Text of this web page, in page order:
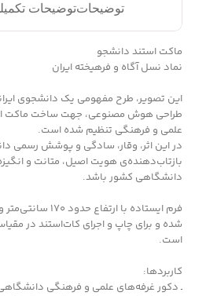
توضیحاتتوضیحات
ماکت استند دانشجو
نماد نسل آگاه و فرهیخته ایران
این تصویر، طرح مفهومی یک دانشجوی
طراحی هوش مصنوعی، جهت ساخت ماکت
علمی و فرهنگی تنظیم شده است.
در این اثر، وقار، سادگی و پوشش رسمی
بازتاب‌دهنده‌ی هویت اصیل، متانت و
دانشگاهی کشور باشد.
شده و برای چاپ و اجرای کات‌استند در
است.
کاربردها:
ـ دکور غرفه‌های علمی و فرهنگی